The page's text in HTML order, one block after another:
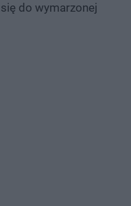
do wymarzonej